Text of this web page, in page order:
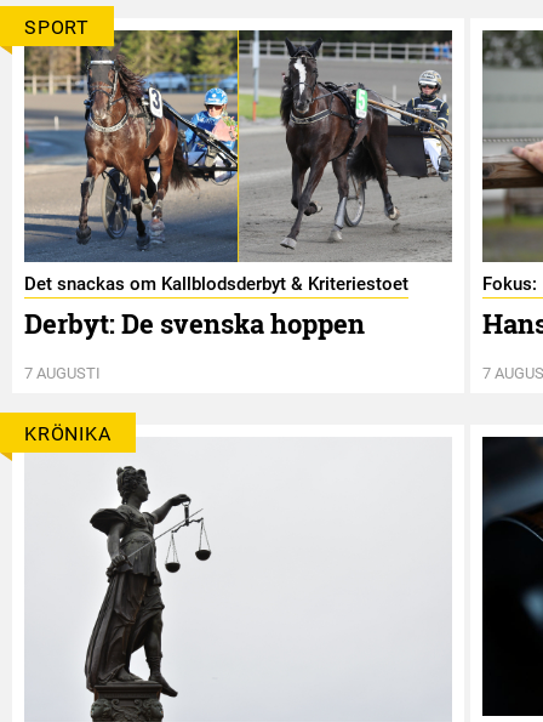
SPORT
Det snackas om Kallblodsderbyt & Kriteriestoet
Derbyt: De svenska hoppen
7 AUGUSTI
Fokus:
7
KRÖNIKA